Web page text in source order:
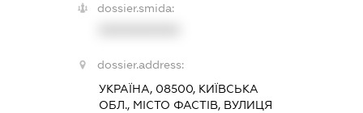
dossier.smida:
dossier.address:
УКРАЇНА, 08500, КИЇВСЬКА
ОБЛ., МІСТО ФАСТІВ, ВУЛИЦЯ